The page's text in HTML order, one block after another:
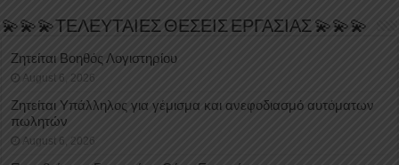
💫💫💫ΤΕΛΕΥΤΑΙΕΣ ΘΕΣΕΙΣ ΕΡΓΑΣΙΑΣ 💫💫💫
Ζητείται Βοηθός Λογιστηρίου
August 6, 2026
Ζητείται Υπάλληλος για γέμισμα και ανεφοδιασμό αυτόματων
πωλητών
August 6, 2026